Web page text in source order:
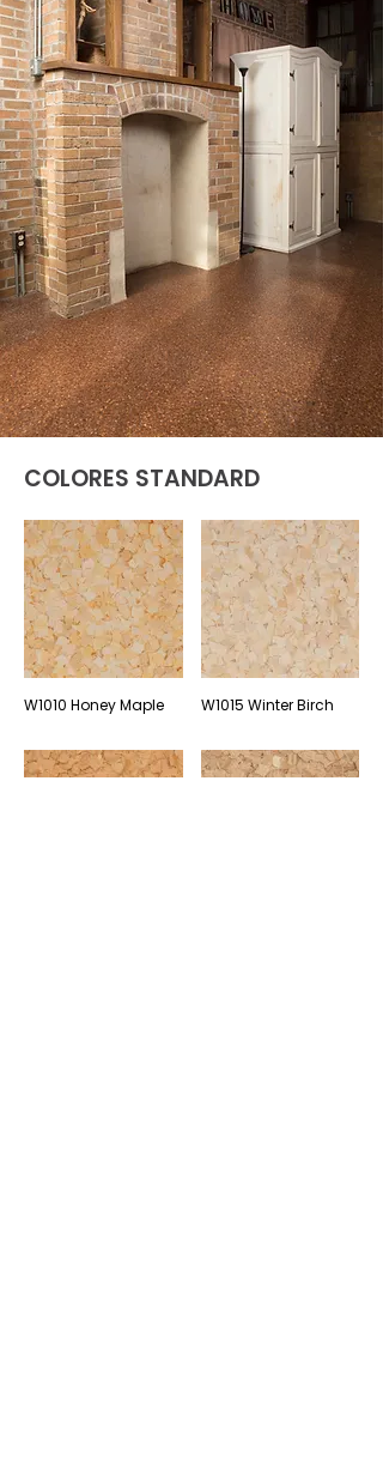
COLORES STANDARD
W1010 Honey Maple W1015 Winter Birch